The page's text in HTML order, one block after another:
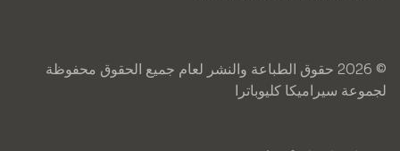
© 2026 حقوق الطباعة والنشر لعام جميع الحقوق محفوظة
لجموعة سيراميكا كليوباترا